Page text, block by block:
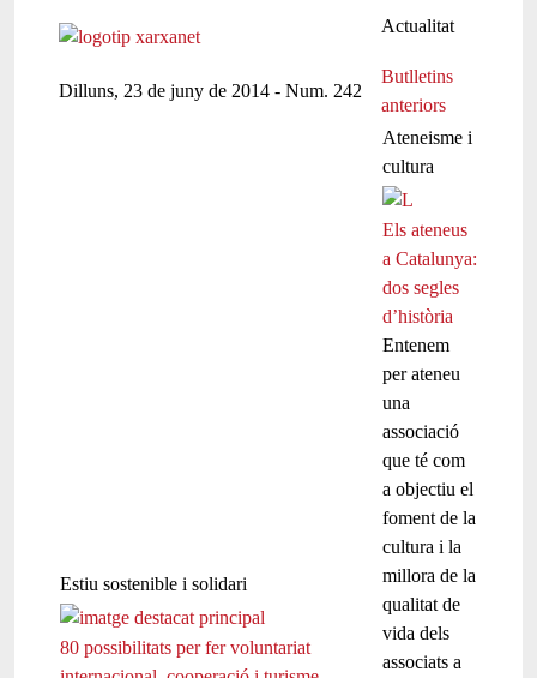
Actualitat
Dilluns, 23 de juny de 2014 - Num. 242
Butlletins
anteriors
Estiu sostenible i solidari
80 possibilitats per fer voluntariat
Ateneisme i
cultura
Els ateneus
a Catalunya:
dos segles
d’història
Entenem
per ateneu
una
associació
que té com
a objectiu el
foment de la
cultura i la
millora de la
qualitat de
vida dels
associats a